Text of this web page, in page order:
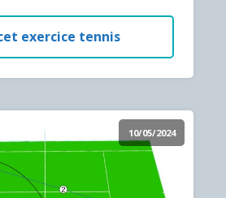
exercice tennis
10/05/2024